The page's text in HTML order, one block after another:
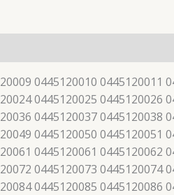
0445120010 0445120011
0445120025 0445120026
0445120037 0445120038
0445120050 0445120051
0445120061 0445120062
0445120073 0445120074
0445120085 0445120086